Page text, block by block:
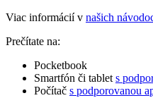
Viac informácií v našich
Prečítate na:
Pocketbook
Smartfón či tablet s
Počítač s podporovanou